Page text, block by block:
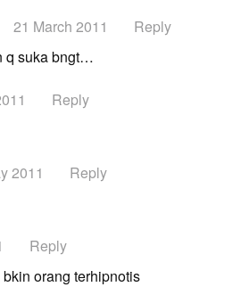
21 March 2011
Reply
q suka bngt…
Reply
2011
Reply
Reply
orang terhipnotis